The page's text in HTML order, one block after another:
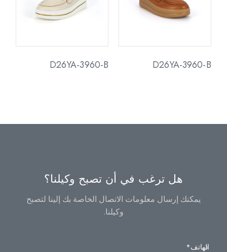
D26YA-3960-B
D26YA-3960-B
هل ترغب في أن تصبح وكيلنا؟
يمكنك إرسال معلومات الاتصال الخاصة بك إلينا لتصبح
وكيلنا.